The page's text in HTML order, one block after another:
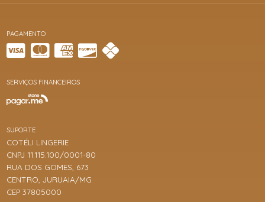
PAGAMENTO
SERVIÇOS FINANCEIROS
SUPORTE
COTÉLI LINGERIE
CNPJ 11.115.100/0001-80
RUA DOS GOMES, 673
CENTRO, JURUAIA/MG
CEP 37805000